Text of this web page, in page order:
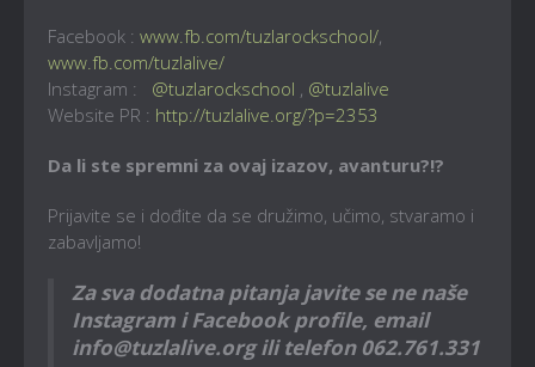
Facebook : www.fb.com/tuzlarockschool/,
www.fb.com/tuzlalive/
Instagram : @tuzlarockschool , @tuzlalive
Website PR : http://tuzlalive.org/?p=2353
Da li ste spremni za ovaj izazov, avanturu?!?
Prijavite se i dođite da se družimo, učimo, stvaramo i
zabavljamo!
Za sva dodatna pitanja javite se ne naše
Instagram i Facebook profile, email
info@tuzlalive.org ili telefon 062.761.331